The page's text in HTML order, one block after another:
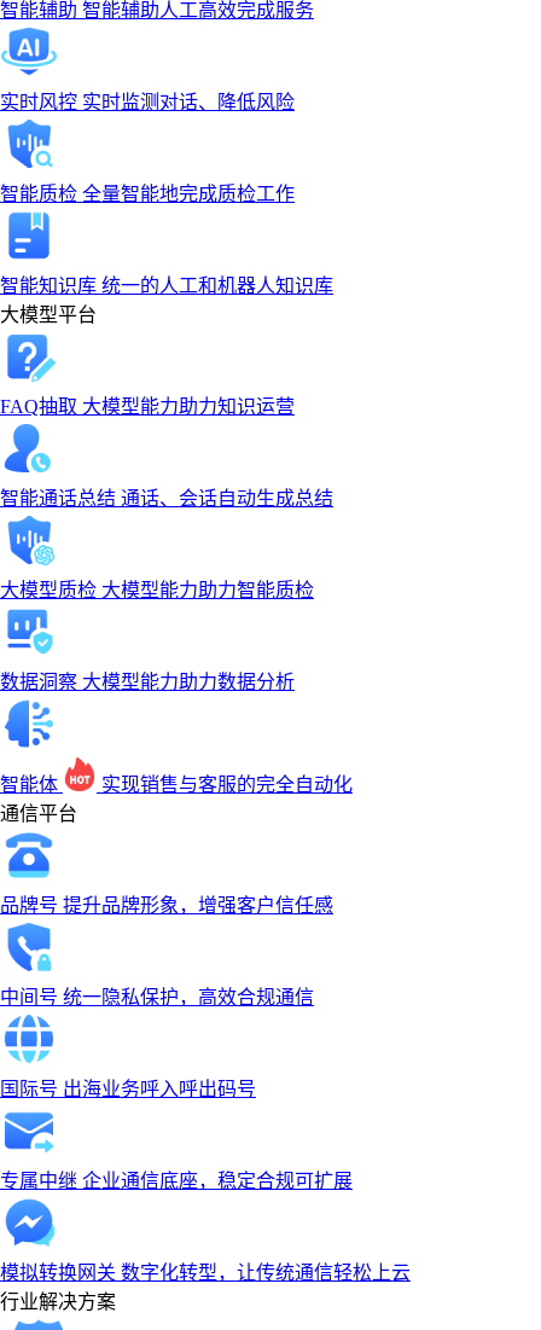
智能辅助 智能辅助人工高效完成服务
实时风控 实时监测对话、降低风险
智能质检 全量智能地完成质检工作
智能知识库 统一的人工和机器人知识库
大模型平台
FAQ抽取 大模型能力助力知识运营
智能通话总结 通话、会话自动生成总结
大模型质检 大模型能力助力智能质检
数据洞察 大模型能力助力数据分析
智能体
实现销售与客服的完全自动化
通信平台
品牌号 提升品牌形象，增强客户信任感
中间号 统一隐私保护，高效合规通信
国际号 出海业务呼入呼出码号
专属中继 企业通信底座，稳定合规可扩展
模拟转换网关 数字化转型，让传统通信轻松上云
行业解决方案